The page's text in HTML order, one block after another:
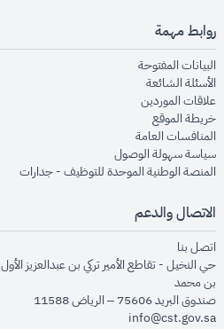
روابط مهمة
البيانات المفتوحةopens in new window
الأسئلة الشائعةopens in new window
علاقات الموردينopens in new window
خريطة الموقعopens in new window
المنافسات العامةopens in new window
سياسة سهولة الوصولopens in new window
المنصة الوطنية الموحدة للتوظيف - جدارات
الاتصال والدعم
اتصل بنا
حي النخيل - تقاطع الأمير تركي بن عبدالعزيز
بن محمد
صندوق البريد 75606 – الرياض 11588
info@cst.gov.sa